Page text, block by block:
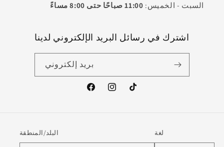
السبت - الخميس: 11:00 صباحًا حتى 8:00 مساءً
اشترك في رسائل البريد الإلكتروني لدينا
بريد إلكتروني
فيسبوكانستغرام
تيك
البلد/المنطقة لغة